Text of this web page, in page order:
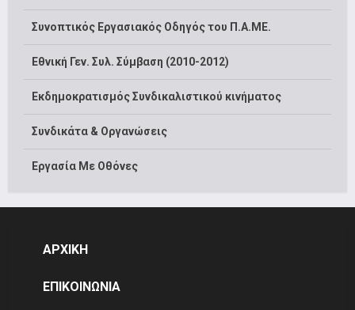
Συνοπτικός Εργασιακός Οδηγός του Π.Α.ΜΕ.
Εθνική Γεν. Συλ. Σύμβαση (2010-2012)
Εκδημοκρατισμός Συνδικαλιστικού κινήματος
Συνδικάτα & Οργανώσεις
Εργασία Με Οθόνες
ΑΡΧΙΚΗ
ΕΠΙΚΟΙΝΩΝΙΑ